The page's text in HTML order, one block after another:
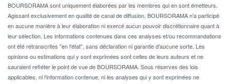
BOURSORAMA sont uniquement élaborées par les membres qui en sont émetteurs.
Agissant exclusivement en qualité de canal de diffusion, BOURSORAMA n'a participé
en aucune manière à leur élaboration ni exercé aucun pouvoir discrétionnaire quant à
leur sélection. Les informations contenues dans ces analyses et/ou recommandations
ont été retranscrites "en l'état", sans déclaration ni garantie d'aucune sorte. Les
opinions ou estimations qui y sont exprimées sont celles de leurs auteurs et ne
sauraient refléter le point de vue de BOURSORAMA. Sous réserves des lois
applicables, ni l'information contenue, ni les analyses qui y sont exprimées ne